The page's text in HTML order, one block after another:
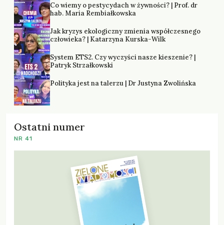
Co wiemy o pestycydach w żywności? | Prof. dr
hab. Maria Rembiałkowska
Jak kryzys ekologiczny zmienia współczesnego
człowieka? | Katarzyna Kurska-Wilk
System ETS2. Czy wyczyści nasze kieszenie? |
Patryk Strzałkowski
Polityka jest na talerzu | Dr Justyna Zwolińska
Ostatni numer
NR 41